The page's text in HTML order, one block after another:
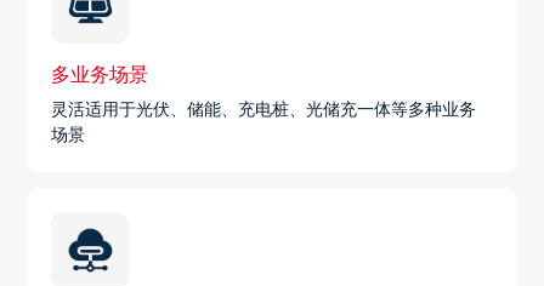
多业务场景
灵活适用于光伏、储能、充电桩、光储充一体等多种业务
场景